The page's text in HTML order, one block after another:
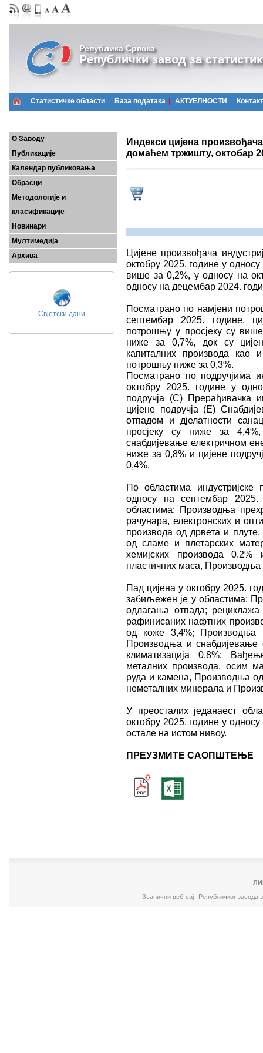
Република Српска
Републички завод за
Статистичке области Базa података АКТУЕЛНОСТИ Контакт
О Заводу
Публикације
Календар публиковања
Обрасци
Методологије и
класификације
Новинари
Мултимедија
Архива
Свјетски дани
Индекси цијена
домаћем тржишту, октобар
Цијенe произвођачa
октобру 2025. године у
више за 0,2%, у односу на
односу на децембар 2024.
Посматрано по намјени
септембар 2025. године,
потрошњу у просјеку су
ниже за 0,7%, док су
капиталних производа као
потрошњу ниже за 0,3%.
Посматрано по подручјима
октобру 2025. године у
подручја (C) Прерађивачка
цијене подручја (E)
отпадом и дјелатности
просјеку су ниже за
снабдијевање електричном
ниже за 0,8% и цијене
0,4%.
По областима
односу на септембар
областима: Производња
рачунара, електронских и
производа од дрвета и
од сламе и плетарских
хемијских производа
пластичних маса, Производња
Пад цијена у октобру 2025.
забиљежен је у областима:
одлагања отпада;
рафинисаних нафтних
од коже 3,4%; Производња
Производња и снабдијевање
климатизација 0,8%;
металних производа, осим
руда и камена, Производња
неметалних минерала и
У преосталих једанаест
октобру 2025. године у
остале на истом нивоу.
ПРЕУЗМИТЕ САОПШТЕЊЕ
Званични веб-сајт Републичког